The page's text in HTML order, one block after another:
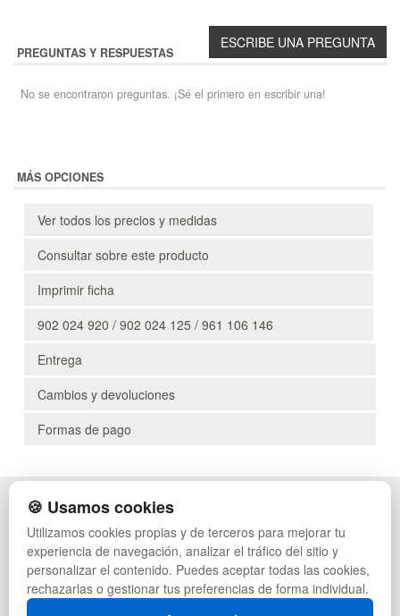
PREGUNTAS Y RESPUESTAS
No se encontraron preguntas. ¡Sé el primero en escribir una!
MÁS OPCIONES
Ver todos los precios y medidas
Consultar sobre este producto
Imprimir ficha
902 024 920 / 902 024 125 / 961 106 146
Entrega
Cambios y devoluciones
Formas de pago
POLÍTICA DE PRIVACIDAD
CONDICIONES DE USO
CAMBIOS Y DEVOLUCIONES
CONTACTO
QUIENES SOMOS
MAPA WEB
PALETS DE PLÁSTICO
MANUTENCIÓN
GESTIÓN DE RESIDUOS
PALETS
CONTENEDORES DE PLÁSTICO
🍪 Usamos cookies
Utilizamos cookies propias y de terceros para mejorar tu
experiencia de navegación, analizar el tráfico del sitio y
personalizar el contenido. Puedes aceptar todas las cookies,
rechazarlas o gestionar tus preferencias de forma individual.